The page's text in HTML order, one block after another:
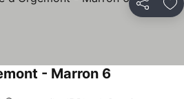
Partilhar
- Marron 6